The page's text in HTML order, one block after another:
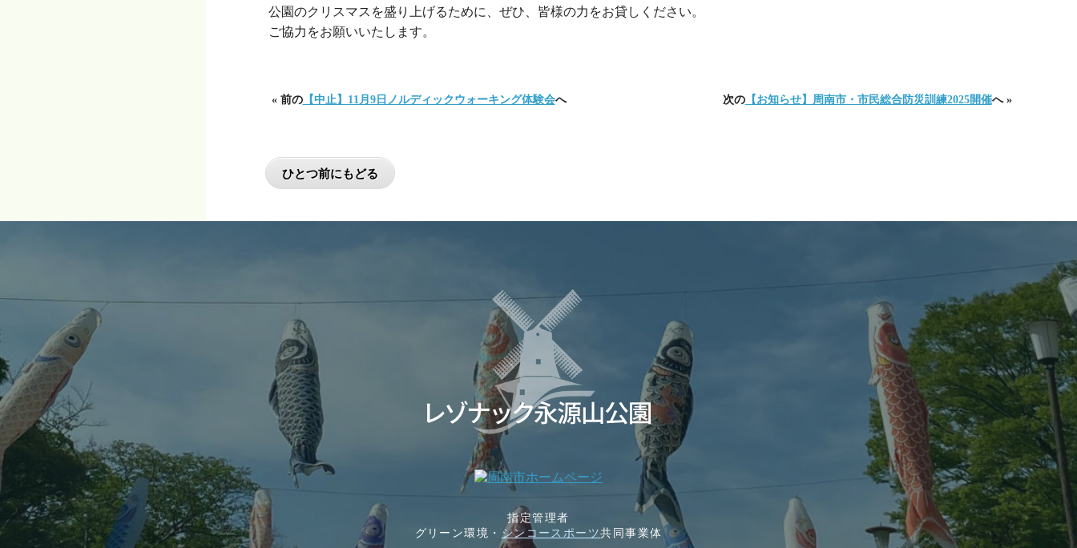
公園のクリスマスを盛り上げるために、ぜひ、皆様の力をお貸しください。
ご協力をお願いいたします。
« 前の【中止】11月9日ノルディックウォーキング体験会へ 次の【お知らせ】周南市・市民総合防災訓練2025開催へ »
指定管理者
グリーン環境・ シンコースポーツ共同事業体